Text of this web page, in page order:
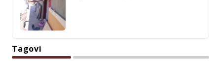
Tagovi